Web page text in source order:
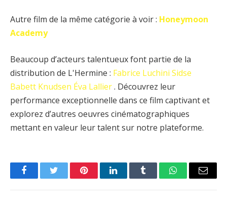
Autre film de la même catégorie à voir : Honeymoon
Academy
Beaucoup d’acteurs talentueux font partie de la
distribution de L'Hermine : Fabrice Luchini Sidse
Babett Knudsen Éva Lallier. Découvrez leur
performance exceptionnelle dans ce film captivant et
explorez d’autres oeuvres cinématographiques
mettant en valeur leur talent sur notre plateforme.
FacebookTwitter PinterestLinkedInTumblr WhatsAppEmail